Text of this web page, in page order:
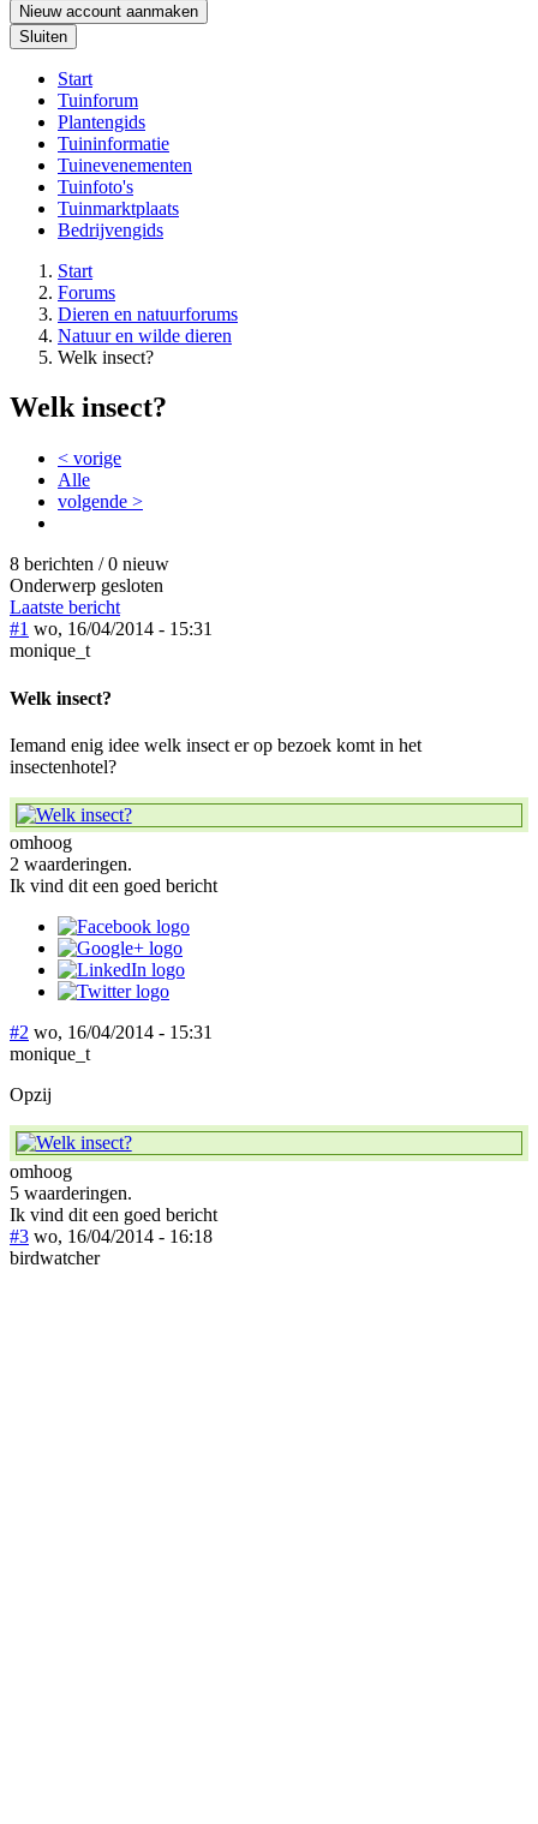
Nieuw account aanmaken
Sluiten
Start
Tuinforum
Plantengids
Tuininformatie
Tuinevenementen
Tuinfoto's
Tuinmarktplaats
Bedrijvengids
Start
Forums
Dieren en natuurforums
Natuur en wilde dieren
Welk insect?
Welk insect?
< vorige
Alle
volgende >
8 berichten / 0 nieuw
Onderwerp gesloten
Laatste bericht
#1 wo, 16/04/2014 - 15:31
monique_t
Welk insect?
Iemand enig idee welk insect er op bezoek komt in het
insectenhotel?
omhoog
2 waarderingen.
Ik vind dit een goed bericht
#2 wo, 16/04/2014 - 15:31
monique_t
Opzij
omhoog
5 waarderingen.
Ik vind dit een goed bericht
#3 wo, 16/04/2014 - 16:18
birdwatcher